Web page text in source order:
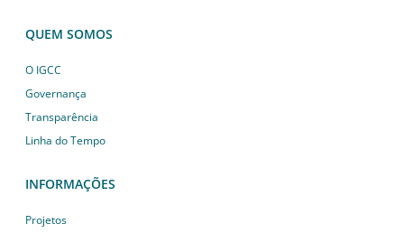
QUEM SOMOS
O IGCC
Governança
Transparência
Linha do Tempo
INFORMAÇÕES
Projetos